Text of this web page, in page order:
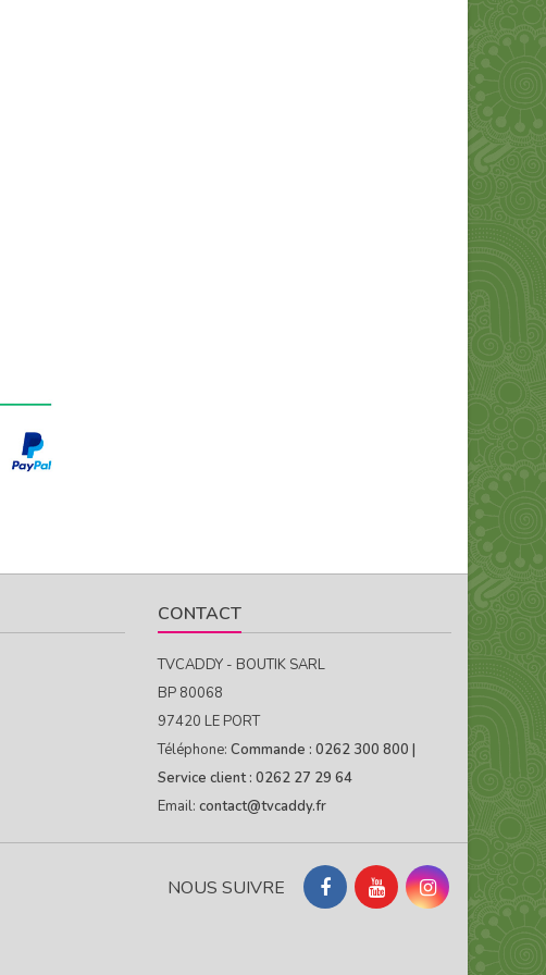
CONTACT
TVCADDY - BOUTIK SARL
BP 80068
97420 LE PORT
Téléphone: Commande : 0262 300 800 |
Service client : 0262 27 29 64
Email: contact@tvcaddy.fr
NOUS SUIVRE